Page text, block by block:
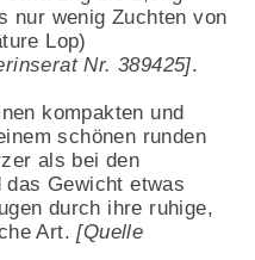
nur wenig Zuchten von
Lop)
Nr. 389425].
kompakten und
schönen runden
als bei den
das Gewicht etwas
durch ihre ruhige,
Art.[Quelle